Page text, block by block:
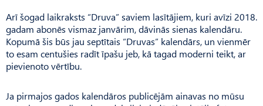
Arī šogad laikraksts “Druva” saviem lasītājiem, kuri avīzi 2018.
gadam abonēs vismaz janvārim, dāvinās sienas kalendāru.
Kopu­mā šis būs jau septītais “Druvas” kalendārs, un vienmēr
to esam centušies radīt īpašu jeb, kā tagad moderni teikt, ar
pievienoto vērtību.
Ja pirmajos gados kalendāros publicējām ainavas no mūsu